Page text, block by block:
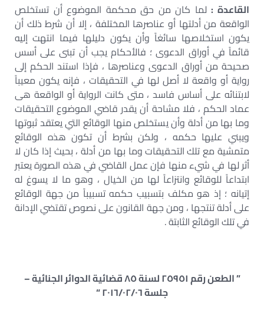
القاعدة :لما كان من حق محكمة الموضوع أن تستخلص
الواقعة من أدلتها أو عناصرها ‏المختلفة ، إلا أن شرط ذلك أن
يكون استخلاصها سائغاً وأن يكون دليلها فيما انتهت إليه
قائماً في أوراق الدعوى ؛ فالأحكام يجب أن تبنى على أسس
صحيحة من أوراق الدعوى وعناصرها ، ‏فإذا استند الحكم إلى
رواية أو واقعة لا أصل لها في التحقيقات ، فإنه يكون معيباً
لابتنائه على ‏أساس فاسد ، متى كانت الرواية أو الواقعة هى
عماد الحكم ، فلا مشاحة أن يقدر قاضي ‏الموضوع التحقيقات
وما بها من أدلة وأن يستخلص منها الوقائع التي يعتقد ثبوتها
ويبني ‏عليها حكمه ، ولكن بشرط أن تكون هذه الوقائع
متمشية مع تلك التحقيقات وما بها من أدلة ، ‏بحيث إذا كان لا
أثر لها في شيء منها فإن عمل القاضي في هذه الصورة يعتبر
ابتداعاً ‏للوقائع وانتزاعاً لها من الخيال ، وهو ما لا يسوغ له
إتيانه ؛ إذ هو مكلف بتسبيب حكمه تسبيباً ‏من جهة الوقائع
على أدلة تنتجها ، ومن جهة القانون على نصوص تقتضي الإدانة
في تلك ‏الوقائع الثابتة .
” الطعن رقم ٢٥٩٥١ لسنة ٨٥ قضائية الدوائر الجنائية –
جلسة ٢٠١٦/٠٢/٠٦ “